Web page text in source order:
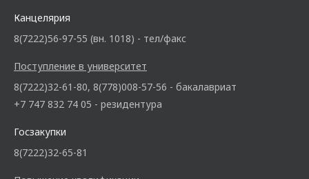
Канцелярия
8(7222)56-97-55 (вн. 1018) - тел/факс
Поступление в университет
8(7222)32-61-80, 8(778)008-57-56 - бакалавриат
+7 747 832 74 05 - резидентура
Госзакупки
8(7222)32-65-81